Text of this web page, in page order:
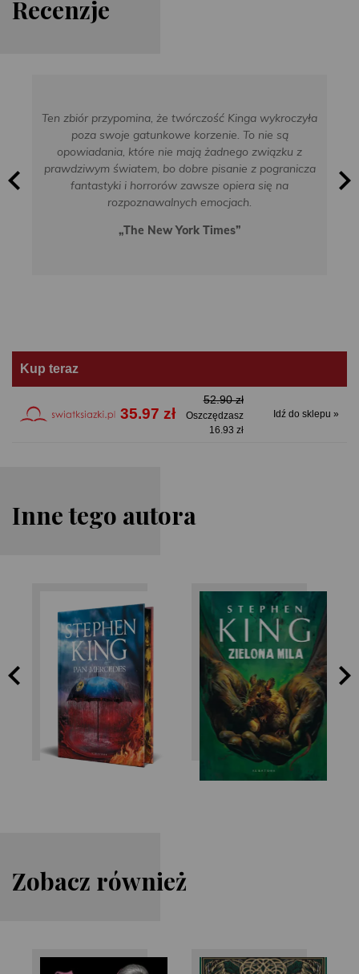
Recenzje
Ten zbiór przypomina, że twórczość Kinga wykroczyła
poza swoje gatunkowe korzenie. To nie są
opowiadania, które nie mają żadnego związku z
prawdziwym światem, bo dobre pisanie z pogranicza
fantastyki i horrorów zawsze opiera się na
rozpoznawalnych emocjach.
„The New York Times”
Kup teraz
35.97 zł
52.90 zł
Oszczędzasz
16.93 zł
Idź do sklepu »
Inne tego autora
Stephen King Stephen King
Zobacz również